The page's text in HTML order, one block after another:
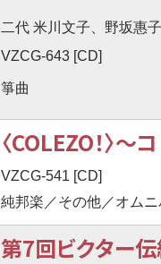
二代 米川文子、野坂惠
VZCG-643 [CD]
箏曲
〈COLEZO！〉〜
VZCG-541 [CD]
純邦楽／その他／オムニ
第7回ビクター